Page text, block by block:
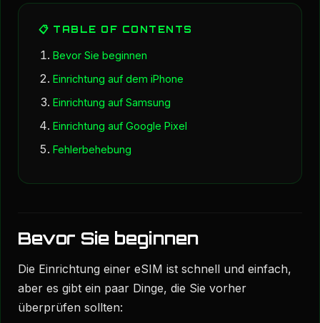
📋 TABLE OF CONTENTS
Bevor Sie beginnen
Einrichtung auf dem iPhone
Einrichtung auf Samsung
Einrichtung auf Google Pixel
Fehlerbehebung
Bevor Sie beginnen
Die Einrichtung einer eSIM ist schnell und einfach,
aber es gibt ein paar Dinge, die Sie vorher
überprüfen sollten: